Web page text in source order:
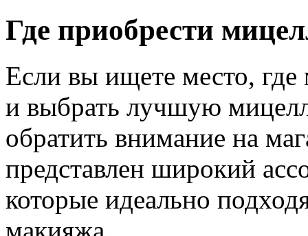
Где приобрести
Если вы ищете место,
и выбрать лучшую
обратить внимание на
представлен широкий
которые идеально